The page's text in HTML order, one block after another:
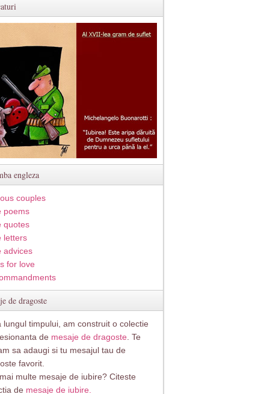
engleza
couples
poems
quotes
letters
advices
for love
de dragoste
lungul timpului, am construit o colectie
de mesaje de dragoste . Te
sa adaugi si tu mesajul tau de
favorit.
multe mesaje de iubire? Citeste
de mesaje de iubire.